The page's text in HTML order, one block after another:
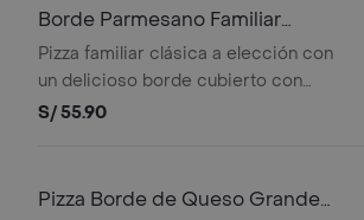
Borde Parmesano Familiar
Clasico
Pizza familiar clásica a elección con
un delicioso borde cubierto con
parmesano gratinado en los bordes
S/ 55.90
Pizza Borde de Queso Grande